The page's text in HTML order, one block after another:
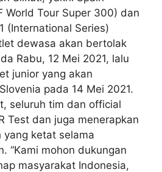
World Tour Super 300) dan
(International Series)
dewasa akan bertolak
Rabu, 12 Mei 2021, lalu
junior yang akan
pada 14 Mei 2021.
seluruh tim dan official
Test dan juga menerapkan
yang ketat selama
“Kami mohon dukungan
masyarakat Indonesia,